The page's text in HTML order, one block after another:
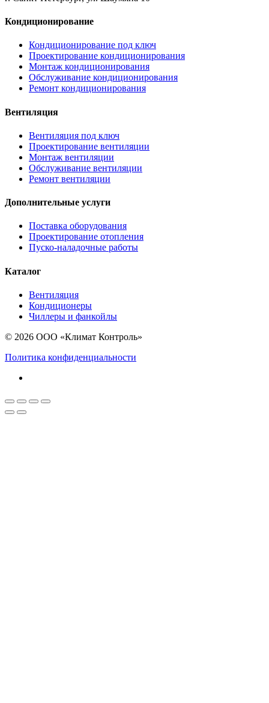
Кондиционирование
Кондиционирование под ключ
Проектирование кондиционирования
Монтаж кондиционирования
Обслуживание кондиционирования
Ремонт кондиционирования
Вентиляция
Вентиляция под ключ
Проектирование вентиляции
Монтаж вентиляции
Обслуживание вентиляции
Ремонт вентиляции
Дополнительные услуги
Поставка оборудования
Проектирование отопления
Пуско-наладочные работы
Каталог
Вентиляция
Кондиционеры
Чиллеры и фанкойлы
© 2026 ООО «Климат Контроль»
Политика конфиденциальности